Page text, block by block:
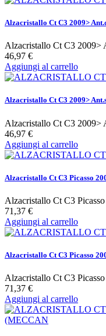
Alzacristallo Ct C3 2009>
Alzacristallo Ct C3 2009>
46,97 €
Aggiungi al carrello
Alzacristallo Ct C3 2009>
Alzacristallo Ct C3 2009>
46,97 €
Aggiungi al carrello
Alzacristallo Ct C3 Picasso
Alzacristallo Ct C3
71,37 €
Aggiungi al carrello
Alzacristallo Ct C3 Picasso
Alzacristallo Ct C3
71,37 €
Aggiungi al carrello